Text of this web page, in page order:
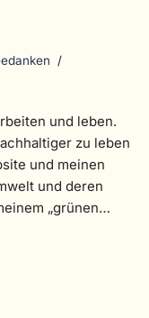
und leben.
zu leben
und meinen
und deren
„grünen…